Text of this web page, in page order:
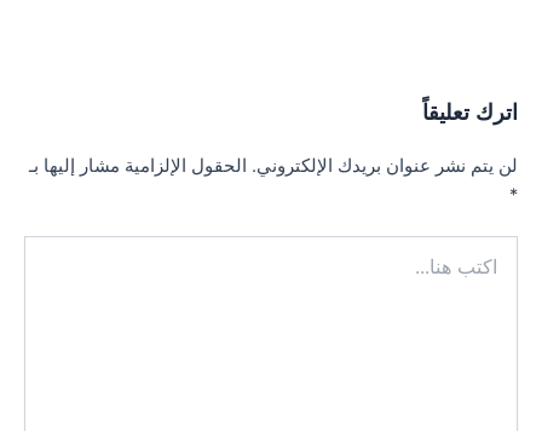
اترك تعليقاً
لن يتم نشر عنوان بريدك الإلكتروني. الحقول الإلزامية مشار إليها بـ
*
هنا...